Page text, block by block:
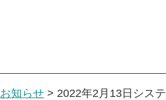
お知らせ > 2022年2月13日シス